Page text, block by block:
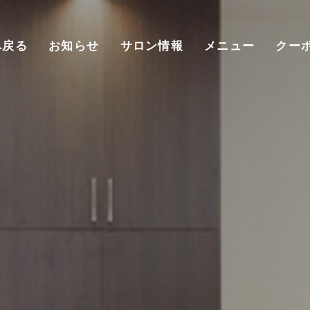
る お知らせ サロン情報 メニュー クー